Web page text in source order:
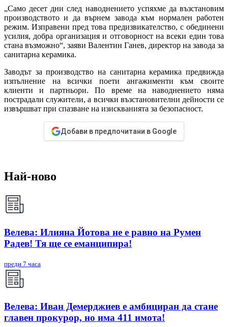
„Само десет дни след наводнението успяхме да възстановим
производството и да върнем завода към нормален работен
режим. Изправени пред това предизвикателство, с обединени
усилия, добра организация и отговорност на всеки един това
стана възможно“, заяви Валентин Ганев, директор на завода за
санитарна керамика.
Заводът за производство на санитарна керамика предвижда
изпълнение на всички поети ангажименти към своите
клиенти и партньори. По време на наводнението няма
пострадали служители, а всички възстановителни дейности се
извършват при спазване на изискванията за безопасност.
Добави в предпочитани в Google
Най-ново
Велева: Илияна Йотова не е равно на Румен
Радев! Тя ще се еманципира!
преди 7 часа
Велева: Иван Демерджиев е амбициран да стане
главен прокурор, но има 411 имота!